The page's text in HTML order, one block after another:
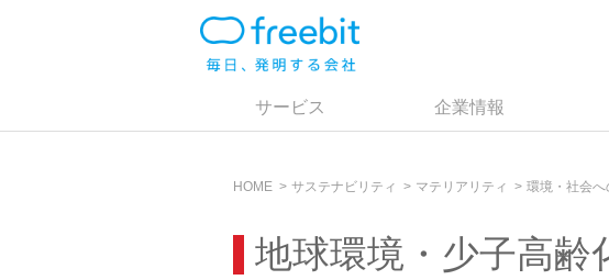
サービス 企業情報
HOME サステナビリティ マテリアリティ 環境・社会へ
地球環境・少子高齢